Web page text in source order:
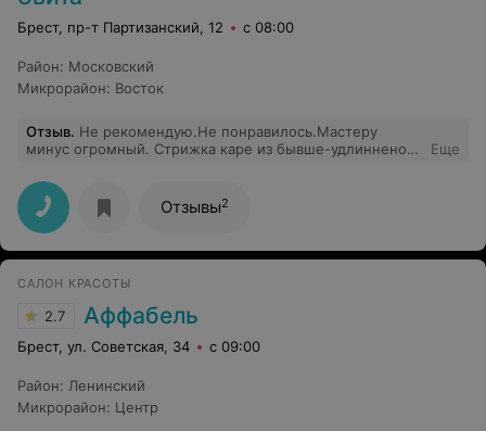
Брест, пр-т Партизанский, 12 с 08:00
Район: Московский
Микрорайон: Восток
Отзыв. Не рекомендую.Не понравилось.Мастеру
минус огромный. Стрижка каре из бывше-удлинненого
с клиента, надо не вздыхать и божежмойкаться, а
изобразить хоть какую малейшую заинтересованность
в результате своей работы.Да и ценник за "подровнять"
при заявленном 80 вырос в 155.. Прям мистика.Прайса
на ресепшене нет.
Еще
Отзывы2
САЛОН КРАСОТЫ
2.7 Аффабель
Брест, ул. Советская, 34 с 09:00
Район: Ленинский
Микрорайон: Центр